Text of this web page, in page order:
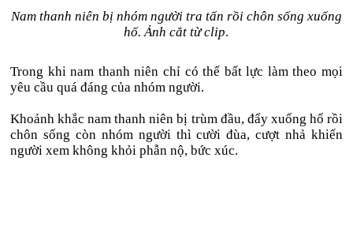
Nam thanh niên bị nhóm người tra tấn rồi chôn sống xuống
hố. Ảnh cắt từ clip.
Trong khi nam thanh niên chỉ có thế bất lực làm theo mọi
yêu cầu quá đáng của nhóm người.
Khoảnh khắc nam thanh niên bị trùm đầu, đẩy xuống hố rồi
chôn sống còn nhóm người thì cười đùa, cượt nhả khiến
người xem không khỏi phẫn nộ, bức xúc.